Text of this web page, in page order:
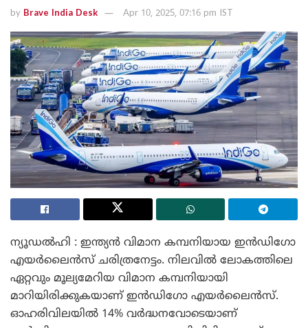
by Brave India Desk Apr 10, 2025, 07:16 pm IST
ന്യൂഡൽഹി : ഇന്ത്യൻ വിമാന കമ്പനിയായ ഇൻഡിഗോ
എയർലൈൻസ് ചരിത്രനേട്ടം. നിലവിൽ ലോകത്തിലെ
ഏറ്റവും മൂല്യമേറിയ വിമാന കമ്പനിയായി
മാറിയിരിക്കുകയാണ് ഇൻഡിഗോ എയർലൈൻസ്.
ഓഹരിവിലയിൽ 14% വർദ്ധനവോടെയാണ്